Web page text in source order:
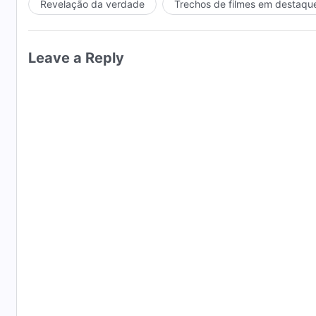
Revelação da verdade Trechos de filmes em
Leave a Reply